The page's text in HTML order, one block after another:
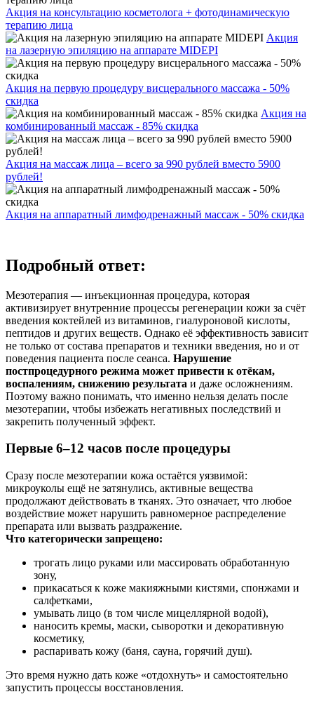
Акция на консультацию косметолога + фотодинамическую
терапию лица
Акция
на лазерную эпиляцию на аппарате MIDEPI
Акция на первую процедуру висцерального массажа - 50%
скидка
Акция на
комбинированный массаж - 85% скидка
Акция на массаж лица – всего за 990 рублей вместо 5900
рублей!
Акция на аппаратный лимфодренажный массаж - 50% скидка
Подробный ответ:
Мезотерапия — инъекционная процедура, которая
активизирует внутренние процессы регенерации кожи за счёт
введения коктейлей из витаминов, гиалуроновой кислоты,
пептидов и других веществ. Однако её эффективность зависит
не только от состава препаратов и техники введения, но и от
поведения пациента после сеанса. Нарушение
постпроцедурного режима может привести к отёкам,
воспалениям, снижению результата и даже осложнениям.
Поэтому важно понимать, что именно нельзя делать после
мезотерапии, чтобы избежать негативных последствий и
закрепить полученный эффект.
Первые 6–12 часов после процедуры
Сразу после мезотерапии кожа остаётся уязвимой:
микроуколы ещё не затянулись, активные вещества
продолжают действовать в тканях. Это означает, что любое
воздействие может нарушить равномерное распределение
препарата или вызвать раздражение.
Что категорически запрещено:
трогать лицо руками или массировать обработанную
зону,
прикасаться к коже макияжными кистями, спонжами и
салфетками,
умывать лицо (в том числе мицеллярной водой),
наносить кремы, маски, сыворотки и декоративную
косметику,
распаривать кожу (баня, сауна, горячий душ).
Это время нужно дать коже «отдохнуть» и самостоятельно
запустить процессы восстановления.